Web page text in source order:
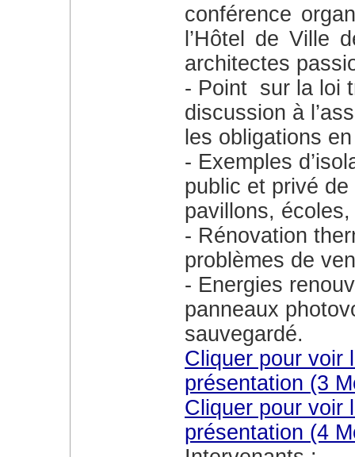
conférence
l’Hôtel de Ville
architectes
Point sur la loi
discussion à
les obligations
Exemples
public et privé
pavillons,
Rénovation
problèmes de
Energies
panneaux
sauvegardé.
Cliquer pour voir le fichier pdf support de la
présentation (3
Cliquer pour voir le fichier pptx support de la
présentation (4